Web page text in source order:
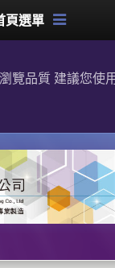
頁選單
覽品質 建議您使